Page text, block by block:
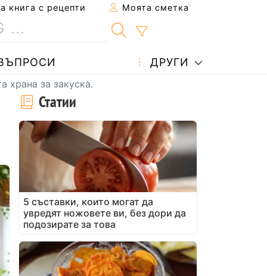
книга с рецепти Моята сметка
ДРУГИ
храна за закуска.
Статии
5 съставки, които могат да
увредят ножовете ви, без дори да
подозирате за това